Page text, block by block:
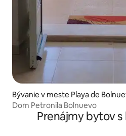
Bývanie v meste Playa de
Dom Petronila Bolnuevo
Prenájmy bytov